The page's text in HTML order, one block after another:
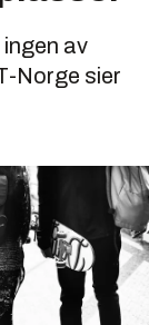
av
Norge sier